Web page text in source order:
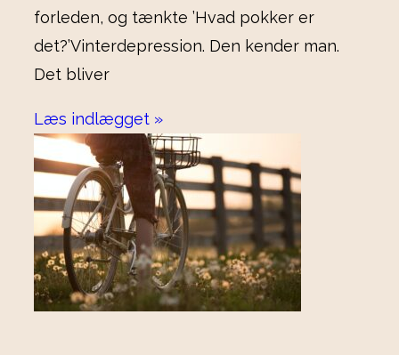
forleden, og tænkte ’Hvad pokker er
det?’Vinterdepression. Den kender man.
Det bliver
Læs indlægget »